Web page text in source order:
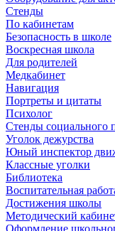
Стенды
По кабинетам
Безопасность в школе
Воскресная школа
Для родителей
Медкабинет
Навигация
Портреты и цитаты
Психолог
Стенды социального
Уголок дежурства
Юный инспектор
Классные уголки
Библиотека
Воспитательная
Достижения школы
Методический
Оформление